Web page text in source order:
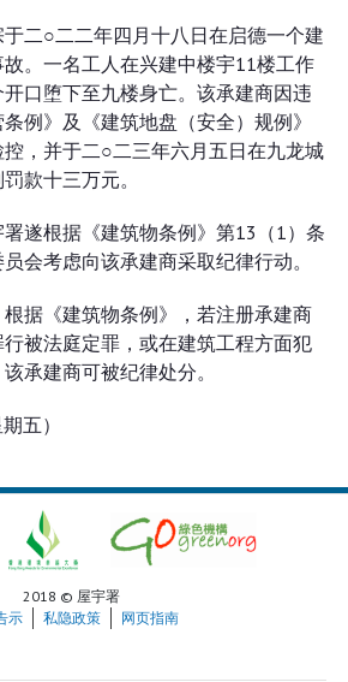
二○二二年四月十八日在启德一个建
。一名工人在兴建中楼宇11楼工作
口堕下至九楼身亡。该承建商因违
例》及《建筑地盘（安全）规例》
，并于二○二三年六月五日在九龙城
款十三万元。
遂根据《建筑物条例》第13（1）条
会考虑向该承建商采取纪律行动。
据《建筑物条例》，若注册承建商
被法庭定罪，或在建筑工程方面犯
承建商可被纪律处分。
五）
2018 © 屋宇署
示
私隐政策 网页指南